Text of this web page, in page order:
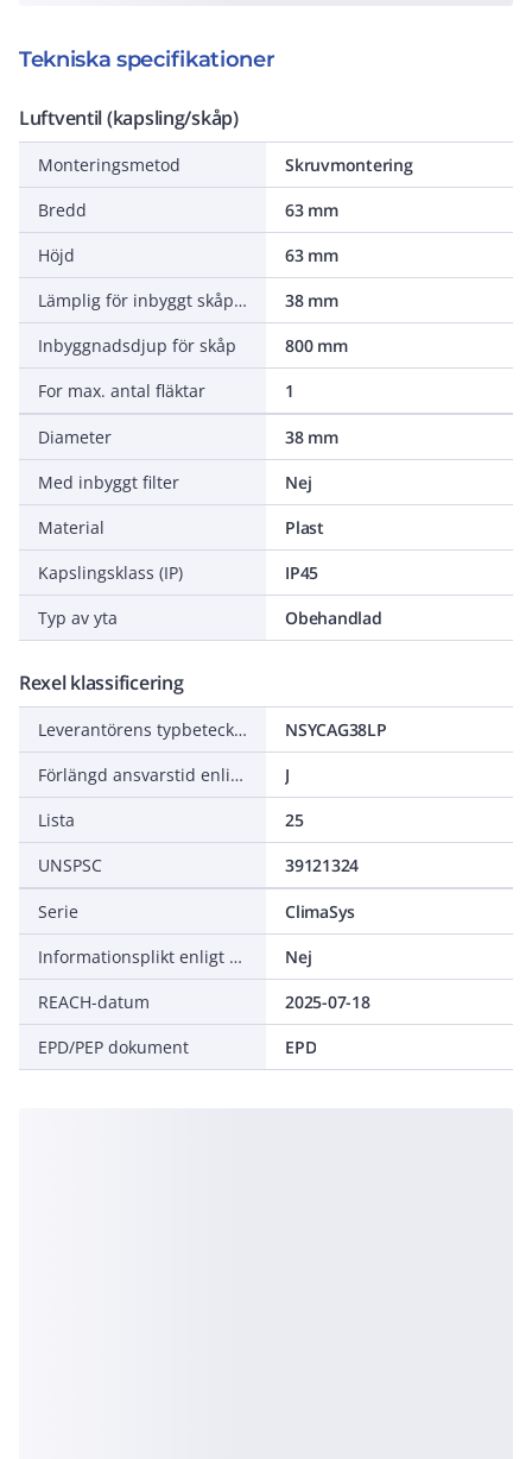
Tekniska specifikationer
Luftventil (kapsling/skåp)
Monteringsmetod
Skruvmontering
Bredd
63 mm
Höjd
63 mm
Lämplig för inbyggt skåpbredd
38 mm
Inbyggnadsdjup för skåp
800 mm
For max. antal fläktar
1
Diameter
38 mm
Med inbyggt filter
Nej
Material
Plast
Kapslingsklass (IP)
IP45
Typ av yta
Obehandlad
Rexel klassificering
Leverantörens typbeteckning
NSYCAG38LP
Förlängd ansvarstid enligt ALEM-09
J
Lista
25
UNSPSC
39121324
Serie
ClimaSys
Informationsplikt enligt REACH
Nej
REACH-datum
2025-07-18
EPD/PEP dokument
EPD